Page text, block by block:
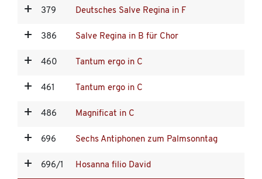
379 Deutsches Salve Regina in F
386 Salve Regina in B für Chor
460 Tantum ergo in C
461 Tantum ergo in C
486 Magnificat in C
696 Sechs Antiphonen zum Palmsonntag
696/1 Hosanna filio David